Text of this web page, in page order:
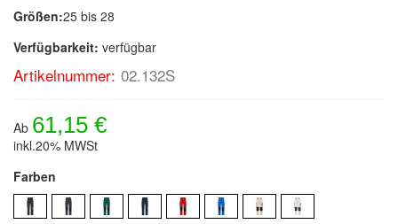
Größen:25 bis 28
Verfügbarkeit: verfügbar
Artikelnummer: 02.132S
Ab 61,15 €
inkl.20% MWSt
Farben